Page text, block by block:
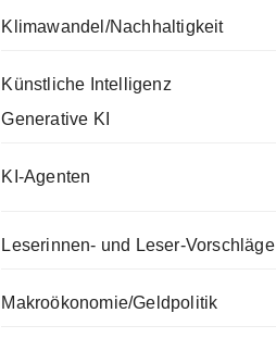
Klimawandel/Nachhaltigkeit
Künstliche Intelligenz
Generative KI
KI-Agenten
Leserinnen- und Leser-Vorschläge
Makroökonomie/Geldpolitik